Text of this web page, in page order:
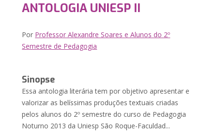
ANTOLOGIA UNIESP II
Por Professor Alexandre Soares e Alunos do 2º
Semestre de Pedagogia
Sinopse
Essa antologia literária tem por objetivo apresentar e
valorizar as belíssimas produções textuais criadas
pelos alunos do 2º semestre do curso de Pedagogia
Noturno 2013 da Uniesp São Roque-Faculdad...